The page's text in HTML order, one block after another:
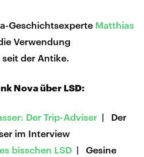
Geschichtsexperte Matthias
Verwendung
der Antike.
Nova über LSD:
Der Trip-Adviser | Der
im Interview
bisschen LSD | Gesine